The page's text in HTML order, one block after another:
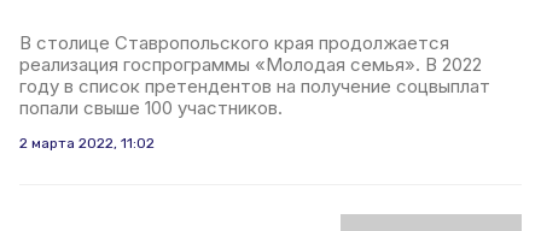
В столице Ставропольского края продолжается
реализация госпрограммы «Молодая семья». В 2022
году в список претендентов на получение соцвыплат
попали свыше 100 участников.
2 марта 2022, 11:02